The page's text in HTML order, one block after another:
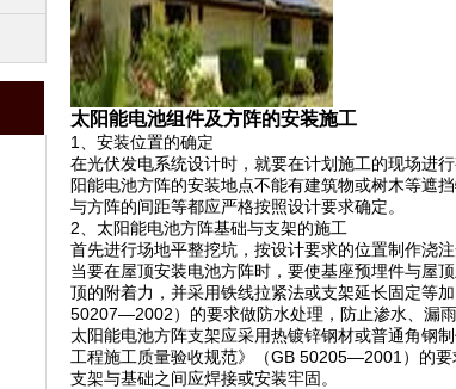
太阳能电池组件及方阵的安装施工
1、安装位置的确定
在光伏发电系统设计时，就要在计划施工的现场进
阳能电池方阵的安装地点不能有建筑物或树木等遮
与方阵的间距等都应严格按照设计要求确定。
2、太阳能电池方阵基础与支架的施工
首先进行场地平整挖坑，按设计要求的位置制作浇
当要在屋顶安装电池方阵时，要使基座预埋件与屋
顶的附着力，并采用铁线拉紧法或支架延长固定等
50207—2002）的要求做防水处理，防止渗水、漏雨
太阳能电池方阵支架应采用热镀锌钢材或普通角钢
工程施工质量验收规范》（GB 50205—2001）的
支架与基础之间应焊接或安装牢固。